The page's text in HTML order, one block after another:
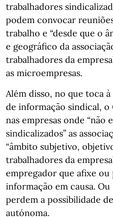
trabalhadores
podem convocar
trabalho e “desde que o
e geográfico da
trabalhadores da
as microempresas.
Além disso, no que toca
de informação sindical,
nas empresas onde “não
sindicalizados” as
“âmbito subjetivo,
trabalhadores da
empregador que afixe ou
informação em causa.
perdem a possibilidade
autónoma.